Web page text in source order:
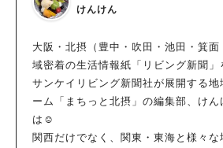
けんけん
大阪・北摂（豊中・吹田・池田・箕
域密着の生活情報紙「リビング新聞」
サンケイリビング新聞社が展開する地
ーム「まちっと北摂」の編集部、け
は☺
関西だけでなく、関東・東海と様々な